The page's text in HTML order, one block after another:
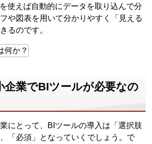
使えば自動的にデータを取り込んで分
や図表を用いて分かりやすく「見える
るのです。
企業でBIツールが必要なの
にとって、BIツールの導入は「選択肢
「必須」となっていくでしょう。で